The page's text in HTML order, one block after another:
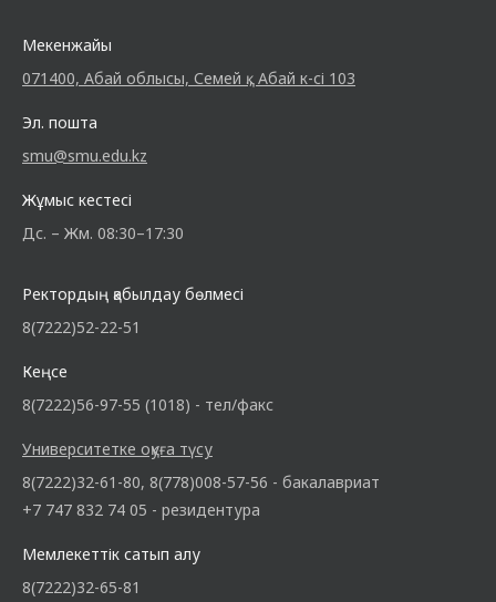
Мекенжайы
071400, Абай облысы, Семей қ., Абай к-сі 103
Эл. пошта
smu@smu.edu.kz
Жұмыс кестесі
Дс. – Жм. 08:30–17:30
Ректордың қабылдау бөлмесі
8(7222)52-22-51
Кеңсе
8(7222)56-97-55 (1018) - тел/факс
Университетке оқуға түсу
8(7222)32-61-80, 8(778)008-57-56 - бакалавриат
+7 747 832 74 05 - резидентура
Мемлекеттік сатып алу
8(7222)32-65-81